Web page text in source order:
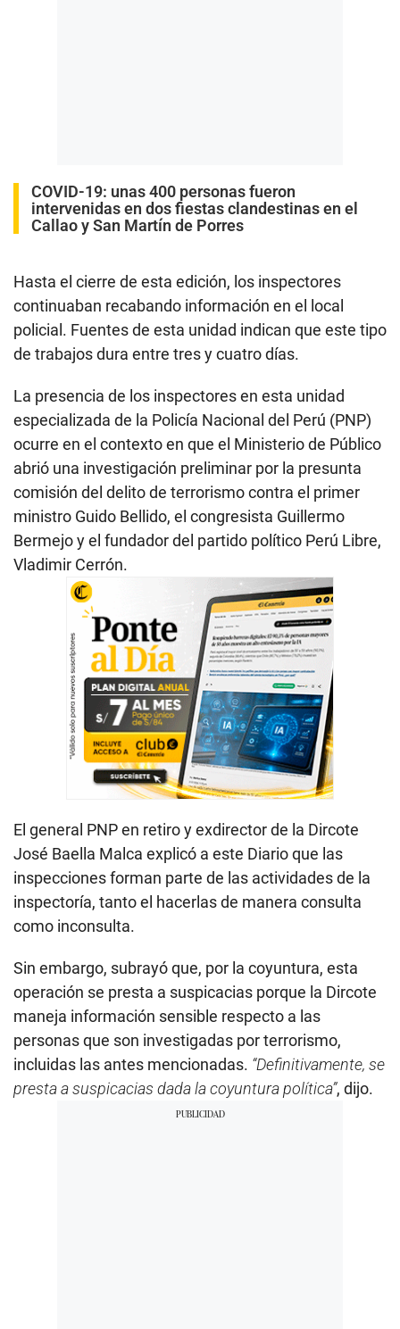
COVID-19: unas 400 personas fueron
intervenidas en dos fiestas clandestinas en el
Callao y San Martín de Porres
Hasta el cierre de esta edición, los inspectores
continuaban recabando información en el local
policial. Fuentes de esta unidad indican que este tipo
de trabajos dura entre tres y cuatro días.
La presencia de los inspectores en esta unidad
especializada de la Policía Nacional del Perú (PNP)
ocurre en el contexto en que el Ministerio de Público
abrió una investigación preliminar por la presunta
comisión del delito de terrorismo contra el primer
ministro Guido Bellido, el congresista Guillermo
Bermejo y el fundador del partido político Perú Libre,
Vladimir Cerrón.
El general PNP en retiro y exdirector de la Dircote
José Baella Malca explicó a este Diario que las
inspecciones forman parte de las actividades de la
inspectoría, tanto el hacerlas de manera consulta
como inconsulta.
Sin embargo, subrayó que, por la coyuntura, esta
operación se presta a suspicacias porque la Dircote
maneja información sensible respecto a las
personas que son investigadas por terrorismo,
incluidas las antes mencionadas. “Definitivamente, se
presta a suspicacias dada la coyuntura política”, dijo.